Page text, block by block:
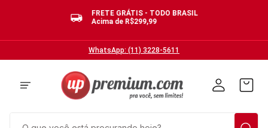
FRETE GRÁTIS - TODO BRASIL
Acima de R$299,99
WhatsApp: (11) 3228-5611